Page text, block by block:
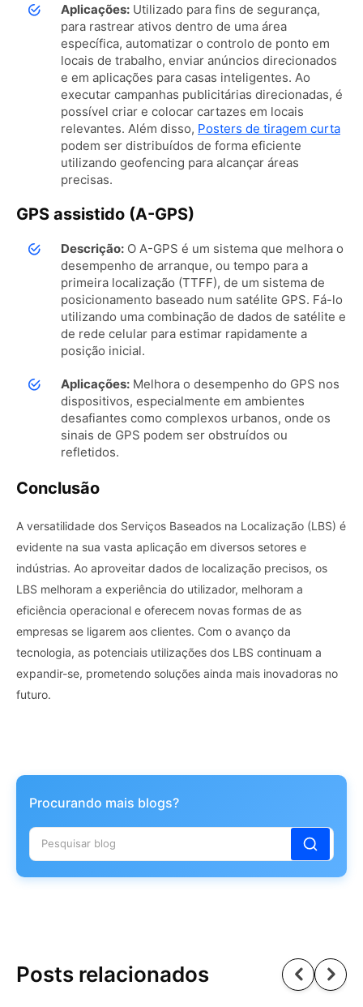
Aplicações: Utilizado para fins de segurança,
para rastrear ativos dentro de uma área
específica, automatizar o controlo de ponto em
locais de trabalho, enviar anúncios direcionados
e em aplicações para casas inteligentes. Ao
executar campanhas publicitárias direcionadas, é
possível criar e colocar cartazes em locais
relevantes. Além disso, Posters de tiragem curta
podem ser distribuídos de forma eficiente
utilizando geofencing para alcançar áreas
precisas.
GPS assistido (A-GPS)
Descrição: O A-GPS é um sistema que melhora o
desempenho de arranque, ou tempo para a
primeira localização (TTFF), de um sistema de
posicionamento baseado num satélite GPS. Fá-lo
utilizando uma combinação de dados de satélite e
de rede celular para estimar rapidamente a
posição inicial.
Aplicações: Melhora o desempenho do GPS nos
dispositivos, especialmente em ambientes
desafiantes como complexos urbanos, onde os
sinais de GPS podem ser obstruídos ou
refletidos.
Conclusão
A versatilidade dos Serviços Baseados na Localização (LBS) é
evidente na sua vasta aplicação em diversos setores e
indústrias. Ao aproveitar dados de localização precisos, os
LBS melhoram a experiência do utilizador, melhoram a
eficiência operacional e oferecem novas formas de as
empresas se ligarem aos clientes. Com o avanço da
tecnologia, as potenciais utilizações dos LBS continuam a
expandir-se, prometendo soluções ainda mais inovadoras no
futuro.
Procurando mais blogs?
Posts relacionados